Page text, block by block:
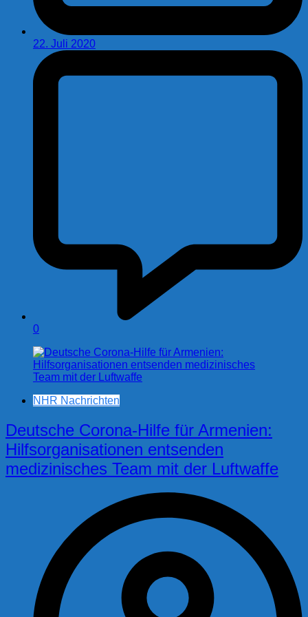
22. Juli 2020
0
NHR Nachrichten
Deutsche Corona-Hilfe für Armenien:
Hilfsorganisationen entsenden
medizinisches Team mit der Luftwaffe